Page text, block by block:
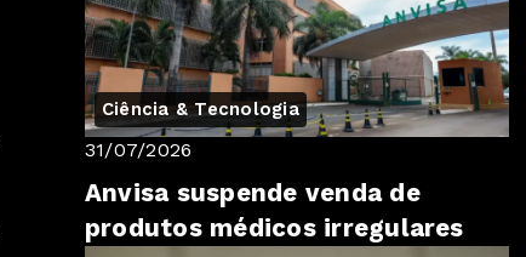
Ciência & Tecnologia
31/07/2026
Anvisa suspende venda de
produtos médicos irregulares